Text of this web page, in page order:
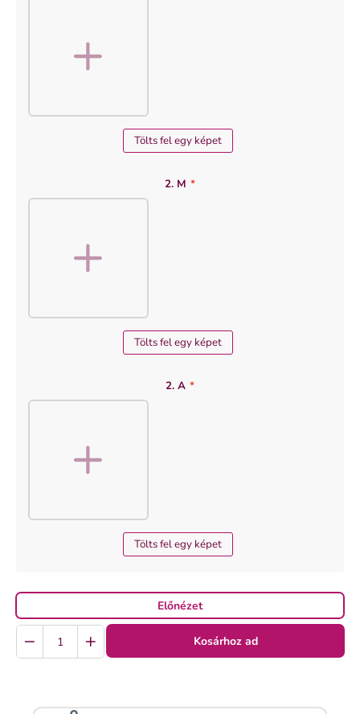
Tölts fel egy képet
2. M *
Tölts fel egy képet
2. A *
Tölts fel egy képet
Előnézet
Kosárhoz ad